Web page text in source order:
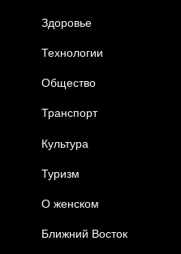
Здоровье
Технологии
Общество
Транспорт
Культура
Туризм
О женском
Ближний Восток